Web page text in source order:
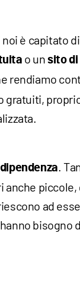
è capitato
o unsito di
rendiamo
gratuiti,
.
anche piccole,
ad
bisogno